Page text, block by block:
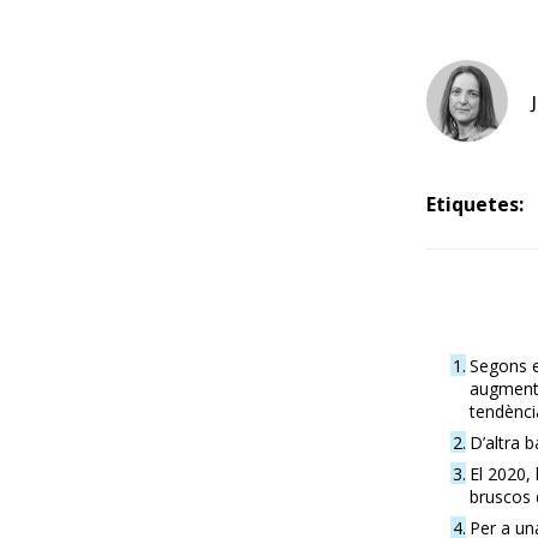
Etiquetes:
1 Segons
2 D’altra
3 El
bruscos
4 Per a